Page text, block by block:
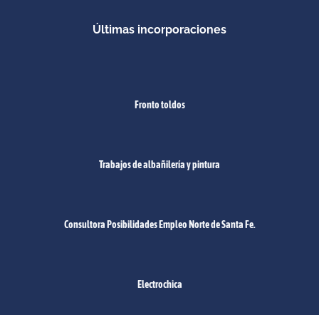
Últimas incorporaciones
Fronto toldos
Trabajos de albañilería y pintura
Consultora Posibilidades Empleo Norte de Santa Fe.
Electrochica